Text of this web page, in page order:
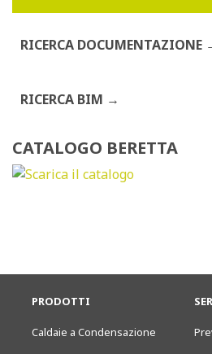
RICERCA DOCUMENTAZIONE
RICERCA BIM
CATALOGO BERETTA
PRODOTTI
Caldaie a Condensazione